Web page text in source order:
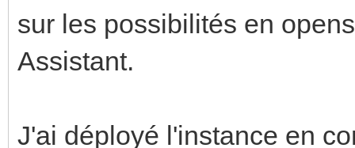
sur les possibilités en
Assistant.
J'ai déployé l'instance en